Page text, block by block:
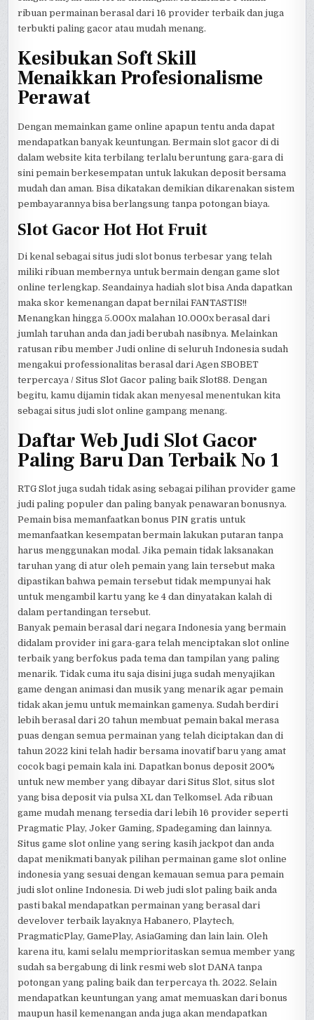
ribuan permainan berasal dari 16 provider terbaik dan juga
terbukti paling gacor atau mudah menang.
Kesibukan Soft Skill
Menaikkan Profesionalisme
Perawat
Dengan memainkan game online apapun tentu anda dapat
mendapatkan banyak keuntungan. Bermain slot gacor di di
dalam website kita terbilang terlalu beruntung gara-gara di
sini pemain berkesempatan untuk lakukan deposit bersama
mudah dan aman. Bisa dikatakan demikian dikarenakan sistem
pembayarannya bisa berlangsung tanpa potongan biaya.
Slot Gacor Hot Hot Fruit
Di kenal sebagai situs judi slot bonus terbesar yang telah
miliki ribuan membernya untuk bermain dengan game slot
online terlengkap. Seandainya hadiah slot bisa Anda dapatkan
maka skor kemenangan dapat bernilai FANTASTIS!!
Menangkan hingga 5.000x malahan 10.000x berasal dari
jumlah taruhan anda dan jadi berubah nasibnya. Melainkan
ratusan ribu member Judi online di seluruh Indonesia sudah
mengakui professionalitas berasal dari Agen SBOBET
terpercaya / Situs Slot Gacor paling baik Slot88. Dengan
begitu, kamu dijamin tidak akan menyesal menentukan kita
sebagai situs judi slot online gampang menang.
Daftar Web Judi Slot Gacor
Paling Baru Dan Terbaik No 1
RTG Slot juga sudah tidak asing sebagai pilihan provider game
judi paling populer dan paling banyak penawaran bonusnya.
Pemain bisa memanfaatkan bonus PIN gratis untuk
memanfaatkan kesempatan bermain lakukan putaran tanpa
harus menggunakan modal. Jika pemain tidak laksanakan
taruhan yang di atur oleh pemain yang lain tersebut maka
dipastikan bahwa pemain tersebut tidak mempunyai hak
untuk mengambil kartu yang ke 4 dan dinyatakan kalah di
dalam pertandingan tersebut.
Banyak pemain berasal dari negara Indonesia yang bermain
didalam provider ini gara-gara telah menciptakan slot online
terbaik yang berfokus pada tema dan tampilan yang paling
menarik. Tidak cuma itu saja disini juga sudah menyajikan
game dengan animasi dan musik yang menarik agar pemain
tidak akan jemu untuk memainkan gamenya. Sudah berdiri
lebih berasal dari 20 tahun membuat pemain bakal merasa
puas dengan semua permainan yang telah diciptakan dan di
tahun 2022 kini telah hadir bersama inovatif baru yang amat
cocok bagi pemain kala ini. Dapatkan bonus deposit 200%
untuk new member yang dibayar dari Situs Slot, situs slot
yang bisa deposit via pulsa XL dan Telkomsel. Ada ribuan
game mudah menang tersedia dari lebih 16 provider seperti
Pragmatic Play, Joker Gaming, Spadegaming dan lainnya.
Situs game slot online yang sering kasih jackpot dan anda
dapat menikmati banyak pilihan permainan game slot online
indonesia yang sesuai dengan kemauan semua para pemain
judi slot online Indonesia. Di web judi slot paling baik anda
pasti bakal mendapatkan permainan yang berasal dari
develover terbaik layaknya Habanero, Playtech,
PragmaticPlay, GamePlay, AsiaGaming dan lain lain. Oleh
karena itu, kami selalu memprioritaskan semua member yang
sudah sa bergabung di link resmi web slot DANA tanpa
potongan yang paling baik dan terpercaya th. 2022. Selain
mendapatkan keuntungan yang amat memuaskan dari bonus
maupun hasil kemenangan anda juga akan mendapatkan